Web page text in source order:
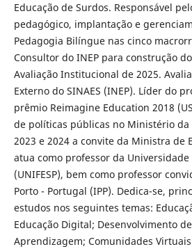
Educação de Surdos. Responsável
pedagógico, implantação e
Pedagogia Bilíngue nas cinco
Consultor do INEP para construção
Avaliação Institucional de 2025.
Externo do SINAES (INEP). Líder do
prêmio Reimagine Education 2018
de políticas públicas no Ministério da
2023 e 2024 a convite da Ministra de
atua como professor da Universidade
(UNIFESP), bem como professor
Porto - Portugal (IPP). Dedica-se,
estudos nos seguintes temas:
Educação Digital; Desenvolvimento
Aprendizagem; Comunidades